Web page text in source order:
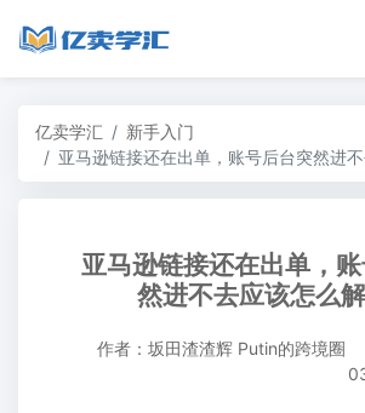
亿卖学汇
新手入门
亚马逊链接还在出单，账号后台突然进
亚马逊链接还在出单，
然进不去应该怎么
作者：坂田渣渣辉 Putin的跨境圈